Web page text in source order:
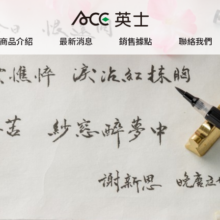
品介紹 最新消息 銷售據點 聯絡我們